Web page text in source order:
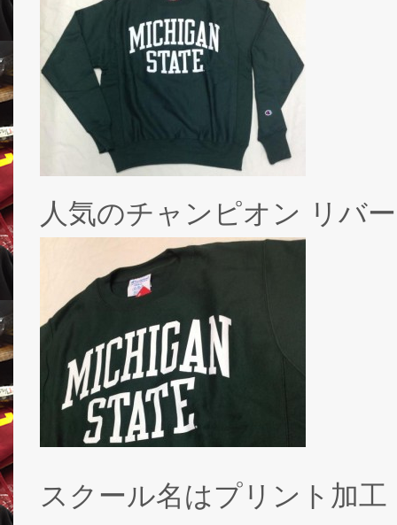
人気のチャンピオン リバ
スクール名はプリント加工